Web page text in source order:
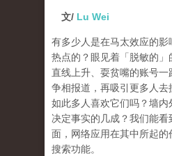
文/ Lu Wei
有多少人是在马太效应的影
热点的？眼见着「脱敏的
直线上升、耍贫嘴的账号
争相报道，再吸引更多人
如此多人喜欢它们吗？墙
决定事实的几成？我们能
面，网络应用在其中所起的
搜索功能。